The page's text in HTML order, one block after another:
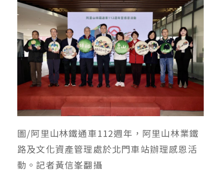
圖/阿里山林鐵通車112週年，阿里山林業鐵
路及文化資產管理處於北門車站辦理感恩活
動。記者黃信峯翻攝